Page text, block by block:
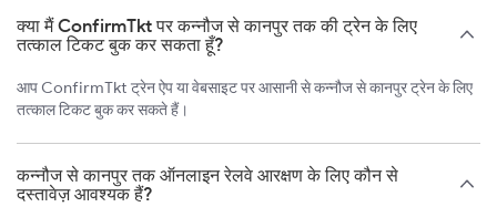
क्या मैं ConfirmTkt पर कन्नौज से कानपुर तक की ट्रेन के लिए
तत्काल टिकट बुक कर सकता हूँ?
आप ConfirmTkt ट्रेन ऐप या वेबसाइट पर आसानी से कन्नौज से कानपुर ट्रेन के लिए
तत्काल टिकट बुक कर सकते हैं।
कन्नौज से कानपुर तक ऑनलाइन रेलवे आरक्षण के लिए कौन से
दस्तावेज़ आवश्यक हैं?